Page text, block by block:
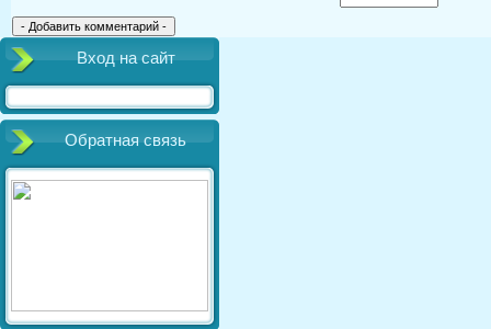
Вход на сайт
Обратная связь